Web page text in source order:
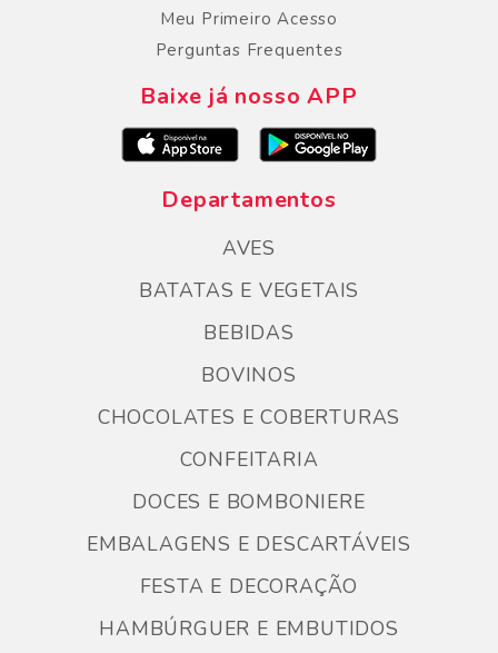
Meu Primeiro Acesso
Perguntas Frequentes
Baixe já nosso APP
Departamentos
AVES
BATATAS E VEGETAIS
BEBIDAS
BOVINOS
CHOCOLATES E COBERTURAS
CONFEITARIA
DOCES E BOMBONIERE
EMBALAGENS E DESCARTÁVEIS
FESTA E DECORAÇÃO
HAMBÚRGUER E EMBUTIDOS